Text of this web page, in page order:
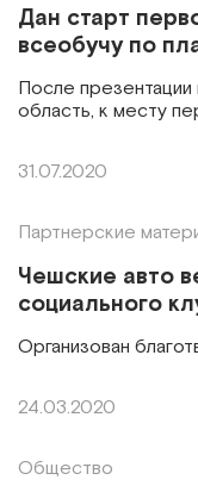
Дан старт
всеобучу по
После презентации
область, к месту
31.07.2020
Партнерские
Чешские авто
социального
Организован
24.03.2020
Общество